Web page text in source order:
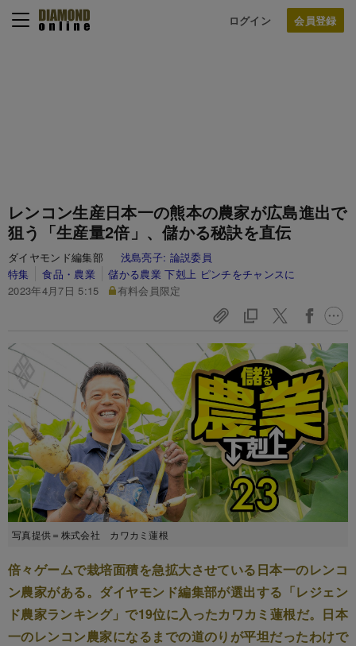
ログイン
レンコン生産日本一の熊本の農家が広島進出で
狙う「生産量2倍」、儲かる秘訣を直伝
ダイヤモンド編集部 浅島亮子: 論説委員
特集
食品・農業
儲かる農業 下剋上 ピンチをチャンスに
2023年4月7日 5:15
有料会員限定
写真提供＝株式会社 カワカミ蓮根
倍々ゲームで栽培面積を急拡大させている日本一のレンコ
ン農家がある。ダイヤモンド編集部が選出する「レジェン
ド農家ランキング」で19位に入ったカワカミ蓮根だ。日本
一のレンコン農家になるまでの道のりが平坦だったわけで